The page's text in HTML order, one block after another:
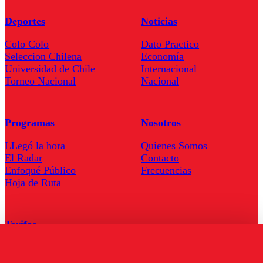
Deportes
Colo Colo
Seleccion Chilena
Universidad de Chile
Torneo Nacional
Noticias
Dato Practico
Economía
Internacional
Nacional
Programas
LLegó la hora
El Radar
Enfoqué Público
Hoja de Ruta
Nosotros
Quienes Somos
Contacto
Frecuencias
Tarifas